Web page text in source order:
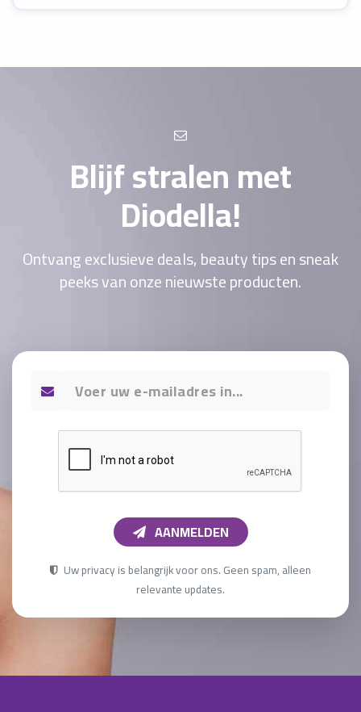
Blijf stralen met
Diodella!
Ontvang exclusieve deals, beauty tips en sneak
peeks van onze nieuwste producten.
AANMELDEN
Uw privacy is belangrijk voor ons. Geen spam, alleen
relevante updates.